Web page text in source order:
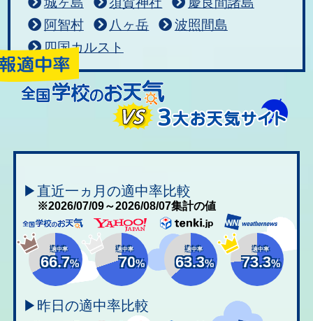
阿智村
八ヶ岳
波照間島
四国カルスト
▶直近一ヵ月の適中率比較
※2026/07/09～2026/08/07集計の値
適中率
66.7%
適中率
70%
適中率
63.3%
適中率
73.3%
▶昨日の適中率比較